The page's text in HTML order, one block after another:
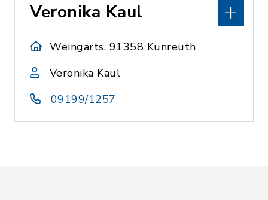
Veronika Kaul
Weingarts, 91358 Kunreuth
Veronika Kaul
09199/1257